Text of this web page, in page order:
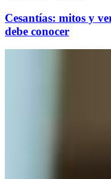
Cesantías: mitos y
debe conocer